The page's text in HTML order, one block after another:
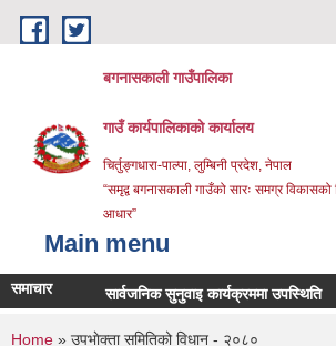
Skip to main content
बगनासकाली गाउँपालिका
गाउँ कार्यपालिकाको कार्यालय
चिर्तुङ्गधारा-पाल्पा, लुम्बिनी प्रदेश, नेपाल
“समृद्व बगनासकाली गाउँको सारः समग्र विकासको
आधार”
Main menu
समाचार सार्वजनिक सुनुवाइ कार्यक्रममा उपस्थिति
Home » उपभाेक्ता समितिको विधान - २०८०